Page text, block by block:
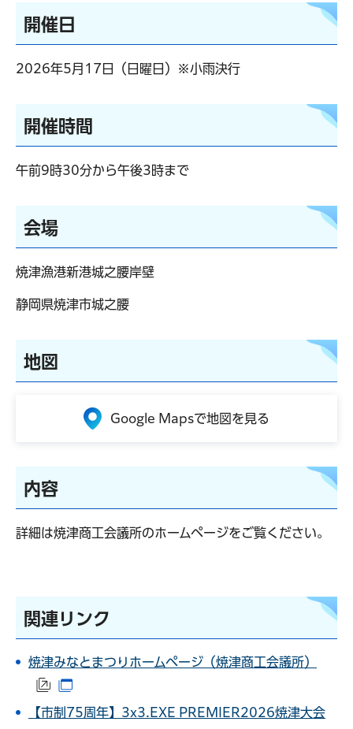
開催日
2026年5月17日（日曜日）※小雨決行
開催時間
午前9時30分から午後3時まで
会場
焼津漁港新港城之腰岸壁
静岡県焼津市城之腰
地図
Google Mapsで地図を見る
内容
詳細は焼津商工会議所のホームページをご覧ください。
関連リンク
焼津みなとまつりホームページ（焼津商工会議所）
（外部サイトへリンク）
【市制75周年】3x3.EXE PREMIER2026焼津大会